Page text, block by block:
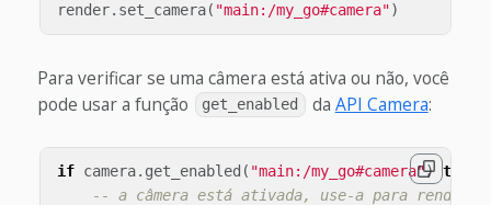
render. set_camera( "main:/my_go#camera")
Para verificar se uma câmera está ativa ou não, você
pode usar a função
get_enabled da API Camera:
if camera. get_enabled ( "main:/my_go#camera") then
-- a câmera está ativada, use-a para